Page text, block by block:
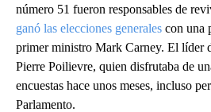
número 51 fueron responsables de
ganó las elecciones generales con una
primer ministro Mark Carney. El líder
Pierre Poilievre, quien disfrutaba de
encuestas hace unos meses, incluso
Parlamento.